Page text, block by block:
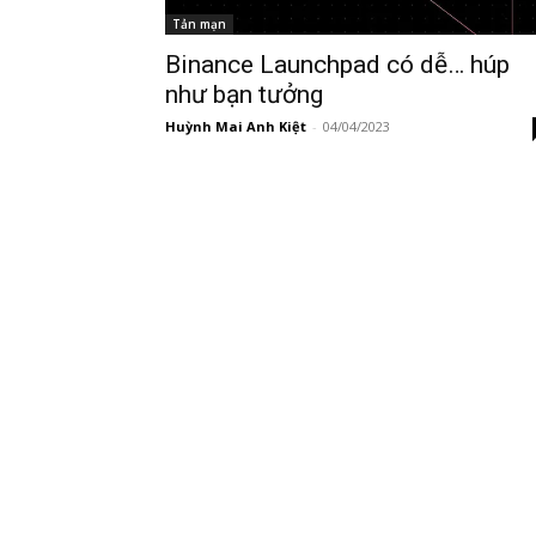
Tản mạn
Binance Launchpad có dễ… húp
như bạn tưởng
Huỳnh Mai Anh Kiệt - 04/04/2023